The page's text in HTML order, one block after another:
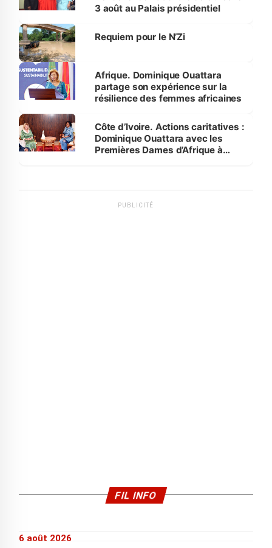
3 août au Palais présidentiel
Requiem pour le N’Zi
Afrique. Dominique Ouattara
partage son expérience sur la
résilience des femmes africaines
Côte d’Ivoire. Actions caritatives :
Dominique Ouattara avec les
Premières Dames d’Afrique à
PUBLICITÉ
FIL INFO
6 août 2026